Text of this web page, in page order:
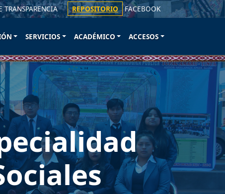
TRANSPARENCIA REPOSITORIO FACEBOOK
SERVICIOS ACADÉMICO ACCESOS